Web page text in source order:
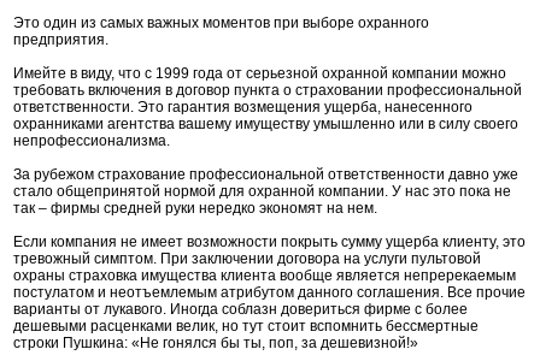
Это один из самых важных моментов при выборе охранного
предприятия.
Имейте в виду, что с 1999 года от серьезной охранной компании можно
требовать включения в договор пункта о страховании профессиональной
ответственности. Это гарантия возмещения ущерба, нанесенного
охранниками агентства вашему имуществу умышленно или в силу своего
непрофессионализма.
За рубежом страхование профессиональной ответственности давно уже
стало общепринятой нормой для охранной компании. У нас это пока не
так – фирмы средней руки нередко экономят на нем.
Если компания не имеет возможности покрыть сумму ущерба клиенту, это
тревожный симптом. При заключении договора на услуги пультовой
охраны страховка имущества клиента вообще является непререкаемым
постулатом и неотъемлемым атрибутом данного соглашения. Все прочие
варианты от лукавого. Иногда соблазн довериться фирме с более
дешевыми расценками велик, но тут стоит вспомнить бессмертные
строки Пушкина: «Не гонялся бы ты, поп, за дешевизной!»